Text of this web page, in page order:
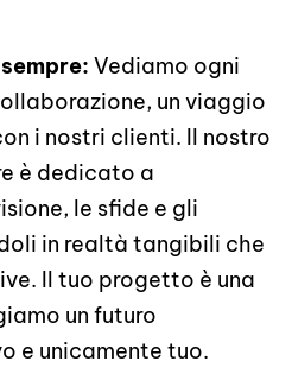
Vediamo ogni
un viaggio
i nostri clienti. Il nostro
è dedicato a
le sfide e gli
in realtà tangibili che
Il tuo progetto è una
un futuro
e unicamente tuo.